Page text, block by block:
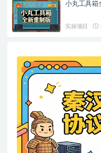
小丸工具箱
实操项目